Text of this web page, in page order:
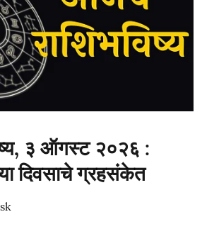
३ ऑगस्ट २०२६ :
दिवसाचे ग्रहसंकेत